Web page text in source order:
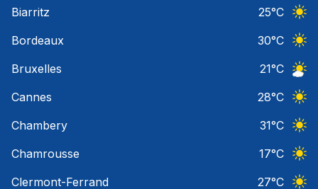
Biarritz
25°C
Bordeaux
30°C
Bruxelles
21°C
Cannes
28°C
Chambery
31°C
Chamrousse
17°C
Clermont-Ferrand
27°C